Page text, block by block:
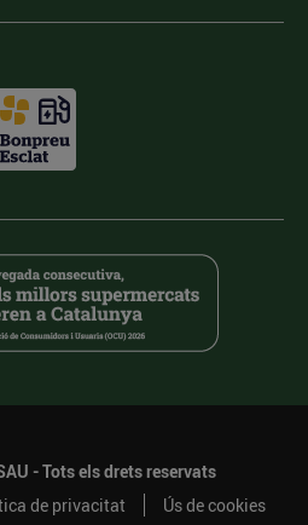
- Tots els drets reservats
de privacitat Ús de cookies